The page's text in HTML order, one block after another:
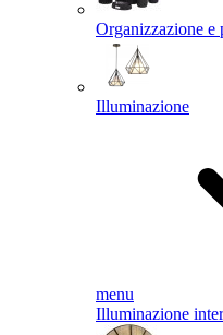
Organizzazione e
Illuminazione
menu
Illuminazione